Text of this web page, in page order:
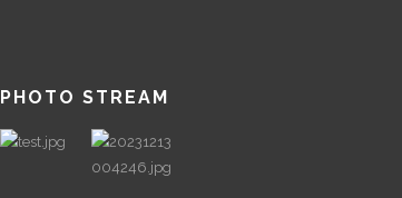
PHOTO STREAM